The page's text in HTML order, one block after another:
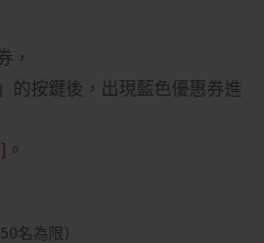
，
的按鍵後，出現藍色優惠券進
。
50名為限）